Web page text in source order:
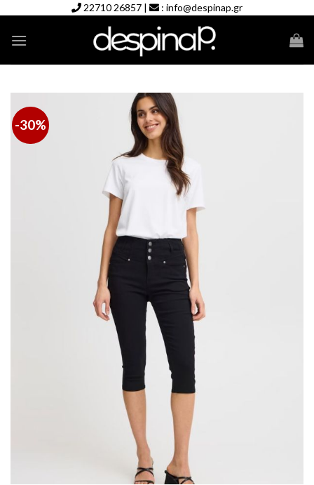
content
22710 26857 | : info@despinap.gr
-30%